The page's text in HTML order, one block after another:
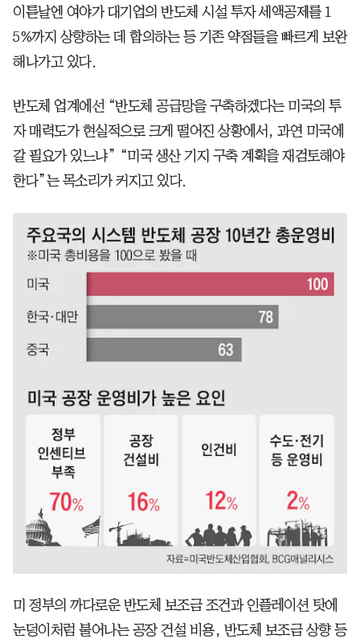
이튿날엔 여야가 대기업의 반도체 시설 투자 세액공제를 1
5%까지 상향하는 데 합의하는 등 기존 약점들을 빠르게 보완
해나가고 있다.
반도체 업계에선 “반도체 공급망을 구축하겠다는 미국의 투
자 매력도가 현실적으로 크게 떨어진 상황에서, 과연 미국에
갈 필요가 있느냐” “미국 생산 기지 구축 계획을 재검토해야
한다”는 목소리가 커지고 있다.
미 정부의 까다로운 반도체 보조금 조건과 인플레이션 탓에
눈덩이처럼 불어나는 공장 건설 비용, 반도체 보조금 상향 등